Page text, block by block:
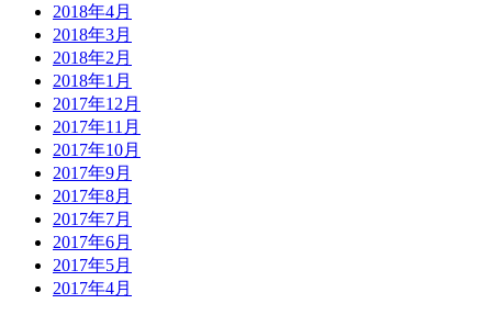
2018年4月
2018年3月
2018年2月
2018年1月
2017年12月
2017年11月
2017年10月
2017年9月
2017年8月
2017年7月
2017年6月
2017年5月
2017年4月